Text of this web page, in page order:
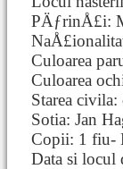
PÄƒrinÅ£i:
Culoarea
Culoarea
Starea
Sotia: Jan
Copii: 1 fiu-
Data si locul